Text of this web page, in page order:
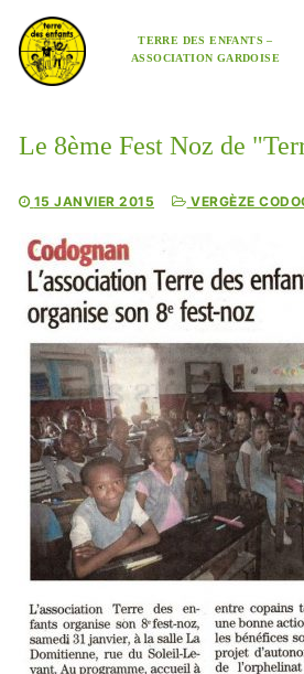
contenu
TERRE DES ENFANTS –
ASSOCIATION GARDOISE
Le 8ème Fest Noz de
15 JANVIER 2015 VERGÈZE